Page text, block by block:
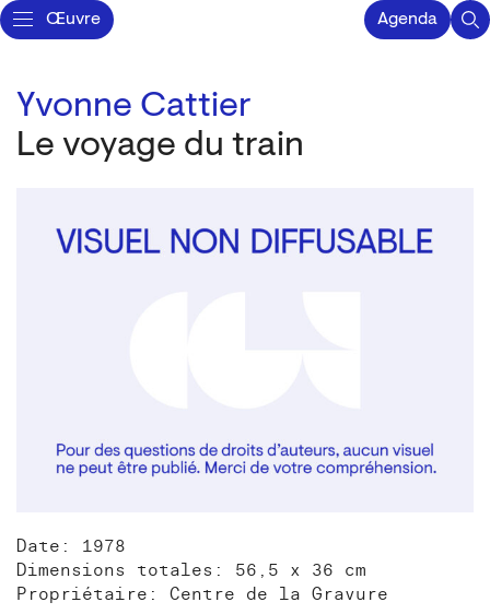
Œuvre Agenda
Yvonne Cattier
Le voyage du train
Date: 1978
Dimensions totales: 56,5 x 36 cm
Propriétaire: Centre de la Gravure